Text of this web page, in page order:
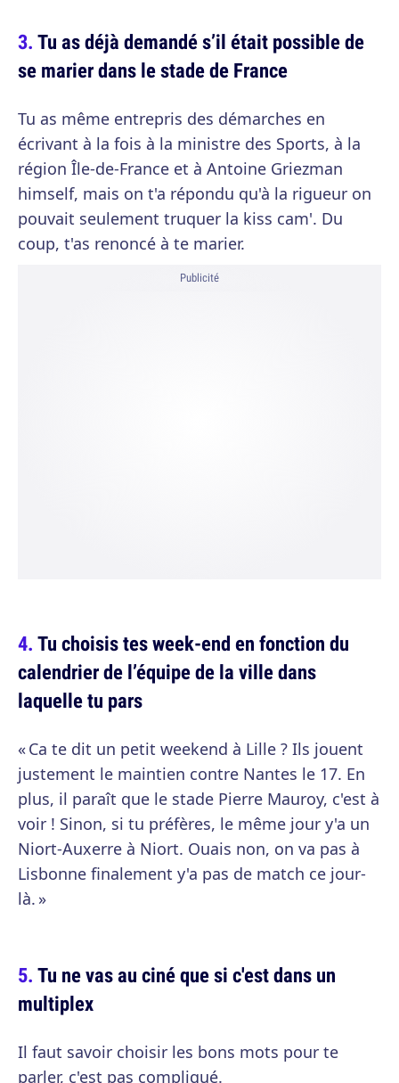
Tu as déjà demandé s’il était possible de
se marier dans le stade de France
Tu as même entrepris des démarches en
écrivant à la fois à la ministre des Sports, à la
région Île-de-France et à Antoine Griezman
himself, mais on t'a répondu qu'à la rigueur on
pouvait seulement truquer la kiss cam'. Du
coup, t'as renoncé à te marier.
Publicité
Tu choisis tes week-end en fonction du
calendrier de l’équipe de la ville dans
laquelle tu pars
« Ca te dit un petit weekend à Lille ? Ils jouent
justement le maintien contre Nantes le 17. En
plus, il paraît que le stade Pierre Mauroy, c'est à
voir ! Sinon, si tu préfères, le même jour y'a un
Niort-Auxerre à Niort. Ouais non, on va pas à
Lisbonne finalement y'a pas de match ce jour-
là. »
Tu ne vas au ciné que si c'est dans un
multiplex
Il faut savoir choisir les bons mots pour te
parler, c'est pas compliqué.